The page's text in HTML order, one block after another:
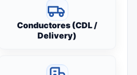
Conductores (CDL /
Delivery)